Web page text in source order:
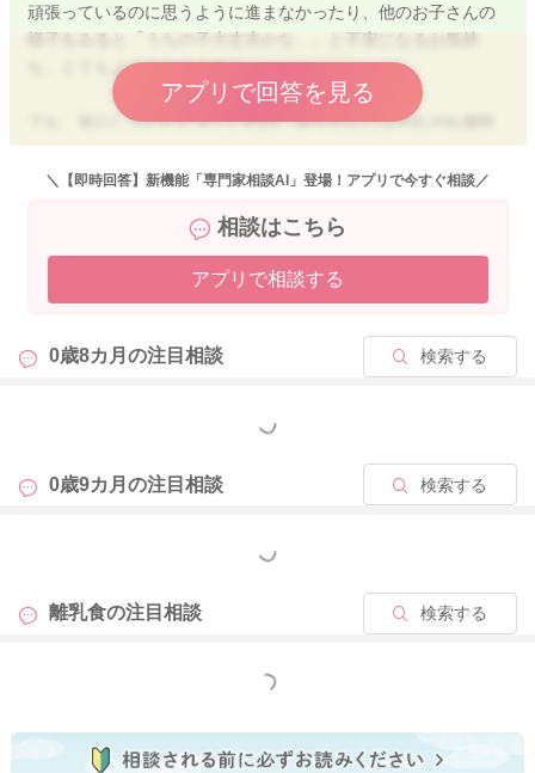
頑張っているのに思うように進まなかったり、他のお子さんの
様子をみると「うちの子大丈夫かな…」と不安になるお気持
ち、とてもよくわかりますよ。
でも、安心していただきたいのは、赤ちゃんにはそれぞれ個性
があって、成長も離乳食も「その子のペース」で進みます。
今はまだペーストの方が食べやすかったり、固形を出してしま
歯が生えていても、噛む動きはまだこれから育つ時期です。
の上達の近道ですよ。
手づかみ食べやストロー、コップ飲みも、必ずお子さんなりの
れもお子さんを想う気持ちがあるからこそ自然なことです。
「今日はこれくらい食べられた」「こんなことができた」な
またお困りの際にはご相談ください。
アプリで回答を見る
＼【即時回答】新機能「専門家相談AI」登場！アプリで今すぐ相談／
相談はこちら
アプリで相談する
0歳8カ月の注目相談 検索する
もっと見る
0歳9カ月の注目相談 検索する
もっと見る
離乳食の注目相談 検索する
もっと見る